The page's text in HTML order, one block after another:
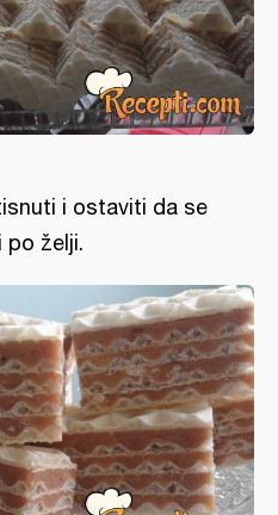
i ostaviti da se
po želji.